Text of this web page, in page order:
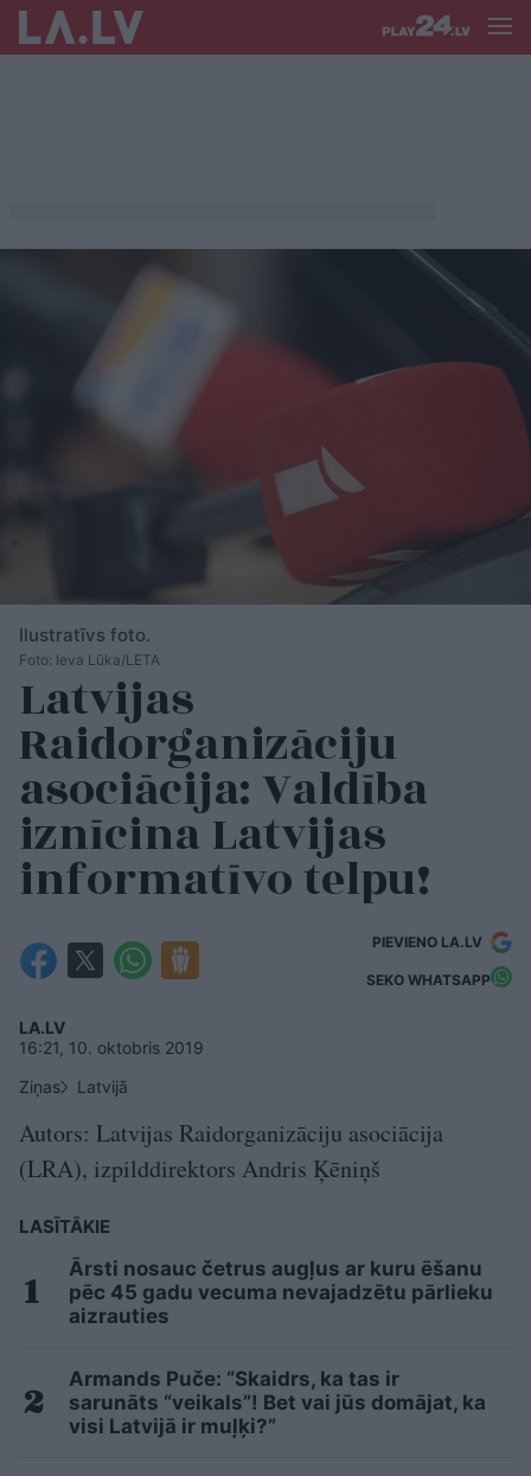
Ilustratīvs foto.
Foto: Ieva Lūka/LETA
Latvijas
Raidorganizāciju
asociācija: Valdība
iznīcina Latvijas
informatīvo telpu!
PIEVIENO LA.LV
SEKO WHATSAPP
LA.LV
16:21, 10. oktobris 2019
Ziņas
Latvijā
Autors: Latvijas Raidorganizāciju asociācija
(LRA), izpilddirektors Andris Ķēniņš
LASĪTĀKIE
Ārsti nosauc četrus augļus ar kuru ēšanu
pēc 45 gadu vecuma nevajadzētu pārlieku
aizrauties
Armands Puče: “Skaidrs, ka tas ir
sarunāts “veikals”! Bet vai jūs domājat, ka
visi Latvijā ir muļķi?”